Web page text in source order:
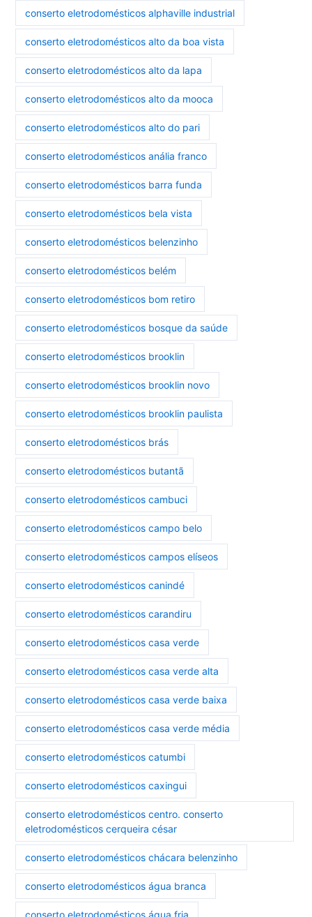
conserto eletrodomésticos alphaville industrial
conserto eletrodomésticos alto da boa vista
conserto eletrodomésticos alto da lapa
conserto eletrodomésticos alto da mooca
conserto eletrodomésticos alto do pari
conserto eletrodomésticos anália franco
conserto eletrodomésticos barra funda
conserto eletrodomésticos bela vista
conserto eletrodomésticos belenzinho
conserto eletrodomésticos belém
conserto eletrodomésticos bom retiro
conserto eletrodomésticos bosque da saúde
conserto eletrodomésticos brooklin
conserto eletrodomésticos brooklin novo
conserto eletrodomésticos brooklin paulista
conserto eletrodomésticos brás
conserto eletrodomésticos butantã
conserto eletrodomésticos cambuci
conserto eletrodomésticos campo belo
conserto eletrodomésticos campos elíseos
conserto eletrodomésticos canindé
conserto eletrodomésticos carandiru
conserto eletrodomésticos casa verde
conserto eletrodomésticos casa verde alta
conserto eletrodomésticos casa verde baixa
conserto eletrodomésticos casa verde média
conserto eletrodomésticos catumbi
conserto eletrodomésticos caxingui
conserto eletrodomésticos centro. conserto
eletrodomésticos cerqueira césar
conserto eletrodomésticos chácara belenzinho
conserto eletrodomésticos água branca
conserto eletrodomésticos água fria